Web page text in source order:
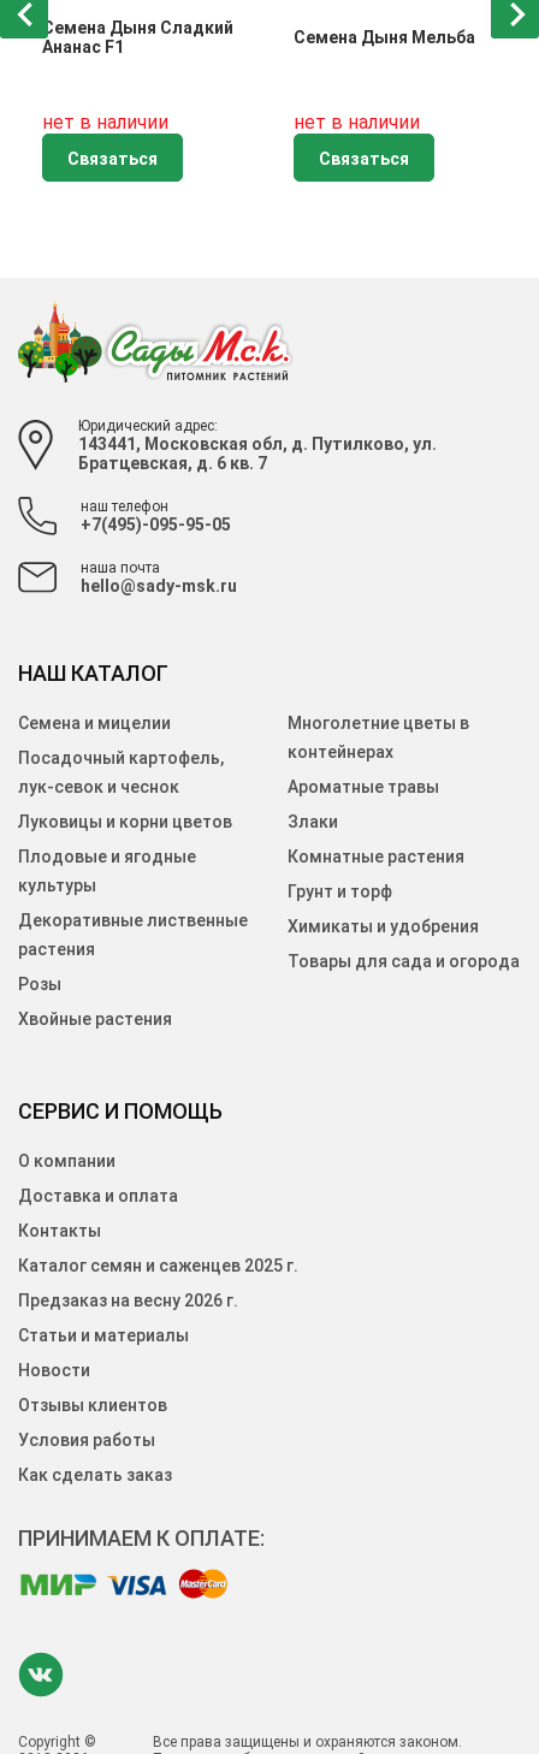
Семена Дыня Сладкий
Ананас F1
нет в наличии
Связаться
Семена Дыня Мельба
нет в наличии
Связаться
Юридический адрес:
143441, Московская обл, д. Путилково, ул.
Братцевская, д. 6 кв. 7
наш телефон
+7(495)-095-95-05
наша почта
hello@sady-msk.ru
СЕРВИС И ПОМОЩЬ
О компании
Доставка и оплата
Контакты
Каталог семян и саженцев 2025 г.
Предзаказ на весну 2026 г.
Статьи и материалы
Новости
Отзывы клиентов
Условия работы
Как сделать заказ
НАШ КАТАЛОГ
Семена и мицелии
Посадочный картофель,
лук-севок и чеснок
Луковицы и корни цветов
Плодовые и ягодные
культуры
Декоративные лиственные
растения
Розы
Хвойные растения
Многолетние цветы в
контейнерах
Ароматные травы
Злаки
Комнатные растения
Грунт и торф
Химикаты и удобрения
Товары для сада и огорода
ПРИНИМАЕМ К ОПЛАТЕ:
Copyright ©
Все права защищены и охраняются законом.